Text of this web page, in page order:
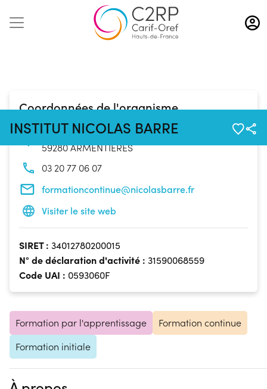
Aller
au
contenu
INSTITUT NICOLAS BARRE
Coordonnées de l'organisme
145 Avenue Marc Sangnier
59280 ARMENTIÈRES
03 20 77 06 07
formationcontinue@nicolasbarre.fr
Visiter le site web
SIRET : 34012780200015
N° de déclaration d'activité : 31590068559
Code UAI : 0593060F
Formation par l'apprentissage
Formation continue
Formation initiale